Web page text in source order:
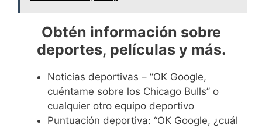
Obtén información sobre
deportes, películas y más.
Noticias deportivas – “OK Google,
cuéntame sobre los Chicago Bulls” o
cualquier otro equipo deportivo
Puntuación deportiva: “OK Google, ¿cuál